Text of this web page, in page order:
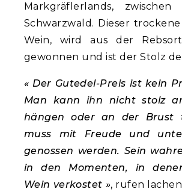
Markgräflerlands,
Schwarzwald. Dieser
Wein, wird aus der
gewonnen und ist der Stolz
« Der Gutedel-Preis ist kein
Man kann ihn nicht stolz
hängen oder an der Brust
muss mit Freude und
genossen werden. Sein
in den Momenten, in
Wein verkostet », rufen